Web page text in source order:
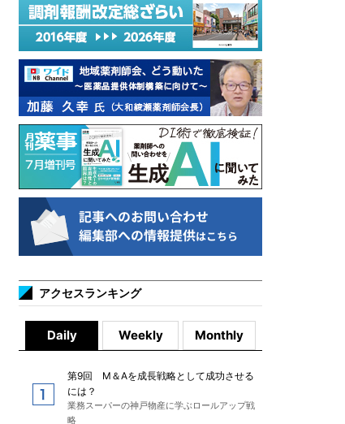
アクセスランキング
Daily Weekly Monthly
第9回 M＆Aを成長戦略として成功させる
には？
業務スーパーの神戸物産に学ぶロールアップ戦
略